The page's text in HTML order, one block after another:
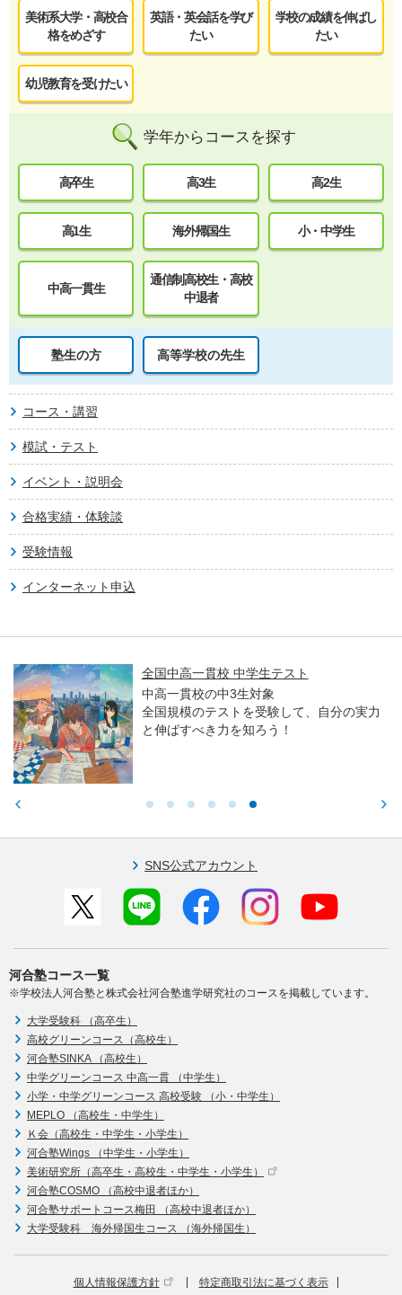
美術系大学・高校合
格をめざす
英語・英会話を学び
たい
学校の成績を伸ばし
たい
幼児教育を受けたい
学年からコースを探す
高卒生 高3生 高2生
高1生 海外帰国生 小・中学生
中高一貫生
通信制高校生・高校
中退者
塾生の方 高等学校の先生
コース・講習
模試・テスト
イベント・説明会
合格実績・体験談
受験情報
インターネット申込
全国中高一貫校 中学生テスト
中高一貫校の中3生対象
全国規模のテストを受験して、自分の実力
と伸ばすべき力を知ろう！
SNS公式アカウント
河合塾コース一覧
※学校法人河合塾と株式会社河合塾進学研究社のコースを掲載しています。
大学受験科 （高卒生）
高校グリーンコース（高校生）
河合塾SINKA （高校生）
中学グリーンコース 中高一貫 （中学生）
小学・中学グリーンコース 高校受験 （小・中学生）
MEPLO （高校生・中学生）
Ｋ会（高校生・中学生・小学生）
河合塾Wings （中学生・小学生）
美術研究所（高卒生・高校生・中学生・小学生）
河合塾COSMO （高校中退者ほか）
河合塾サポートコース梅田 （高校中退者ほか）
大学受験科 海外帰国生コース （海外帰国生）
個人情報保護方針 特定商取引法に基づく表示